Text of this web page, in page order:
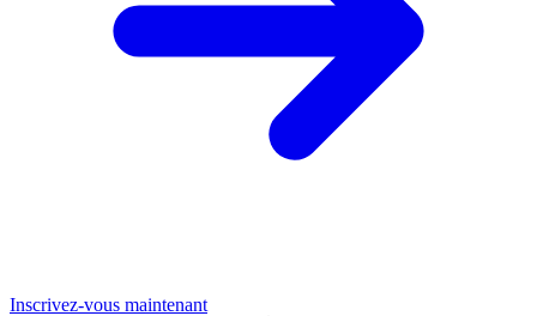
Inscrivez-vous maintenant